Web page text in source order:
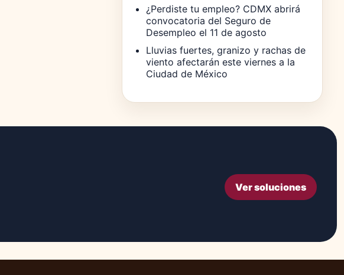
¿Perdiste tu empleo? CDMX abrirá
convocatoria del Seguro de
Desempleo el 11 de agosto
Lluvias fuertes, granizo y rachas de
viento afectarán este viernes a la
Ciudad de México
Ver soluciones